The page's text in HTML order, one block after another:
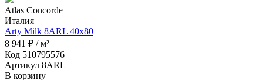
Atlas Concorde
Италия
Arty Milk 8ARL 40x80
8 941 ₽ / м²
Код 510795576
Артикул 8ARL
В корзину